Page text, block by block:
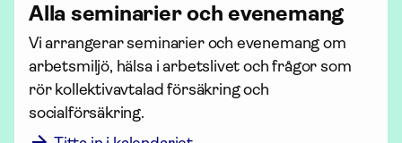
Alla seminarier och evenemang
Vi arrangerar seminarier och evenemang om
arbetsmiljö, hälsa i arbetslivet och frågor som
rör kollektiv­avtalad för­säkring och
socialförsäkring.